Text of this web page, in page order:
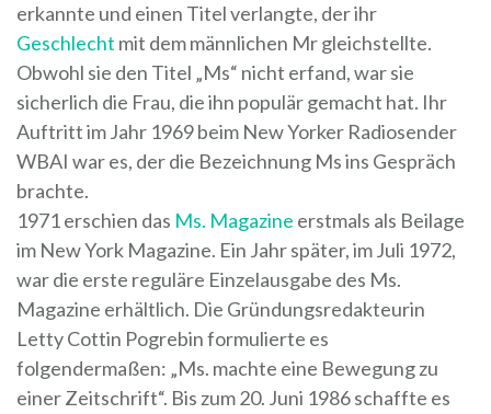
erkannte und einen Titel verlangte, der ihr
Geschlecht mit dem männlichen Mr gleichstellte.
Obwohl sie den Titel „Ms“ nicht erfand, war sie
sicherlich die Frau, die ihn populär gemacht hat. Ihr
Auftritt im Jahr 1969 beim New Yorker Radiosender
WBAI war es, der die Bezeichnung Ms ins Gespräch
brachte.
1971 erschien das Ms. Magazine erstmals als Beilage
im New York Magazine. Ein Jahr später, im Juli 1972,
war die erste reguläre Einzelausgabe des Ms.
Magazine erhältlich. Die Gründungsredakteurin
Letty Cottin Pogrebin formulierte es
folgendermaßen: „Ms. machte eine Bewegung zu
einer Zeitschrift“. Bis zum 20. Juni 1986 schaffte es